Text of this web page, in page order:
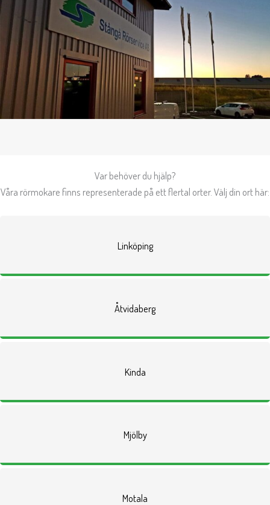
Var behöver du hjälp?
Våra rörmokare finns representerade på ett flertal orter. Välj din ort här:
Linköping
Åtvidaberg
Kinda
Mjölby
Motala